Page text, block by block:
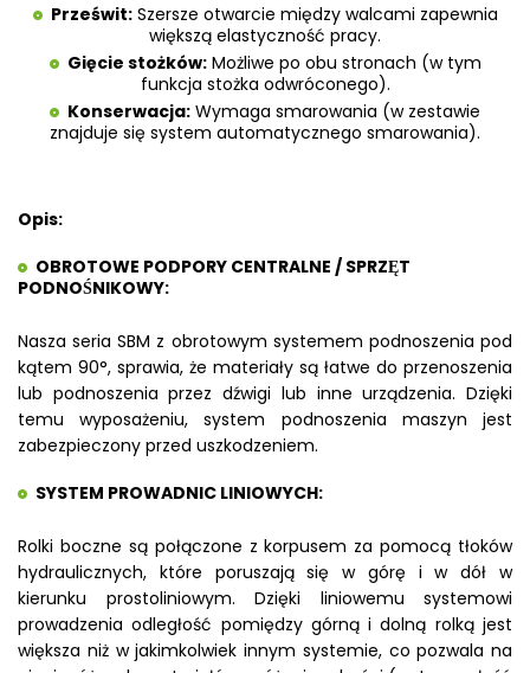
Prześwit:Szersze otwarcie między walcami zapewnia
większą elastyczność pracy.
Gięcie stożków:Możliwe po obu stronach (w tym
funkcja stożka odwróconego).
Konserwacja: Wymaga smarowania (w zestawie
znajduje się system automatycznego smarowania).
Opis:
OBROTOWE PODPORY CENTRALNE / SPRZĘT
PODNOŚNIKOWY:
Nasza seria SBM z obrotowym systemem podnoszenia pod
kątem 90°, sprawia, że materiały są łatwe do przenoszenia
lub podnoszenia przez dźwigi lub inne urządzenia. Dzięki
temu wyposażeniu, system podnoszenia maszyn jest
zabezpieczony przed uszkodzeniem.
SYSTEM PROWADNIC LINIOWYCH:
Rolki boczne są połączone z korpusem za pomocą tłoków
hydraulicznych, które poruszają się w górę i w dół w
kierunku prostoliniowym. Dzięki liniowemu systemowi
prowadzenia odległość pomiędzy górną i dolną rolką jest
większa niż w jakimkolwiek innym systemie, co pozwala na